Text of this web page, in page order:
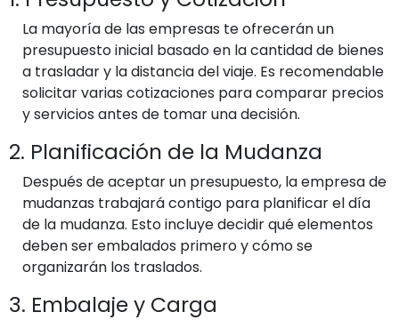
La mayoría de las empresas te ofrecerán un
presupuesto inicial basado en la cantidad de bienes
a trasladar y la distancia del viaje. Es recomendable
solicitar varias cotizaciones para comparar precios
y servicios antes de tomar una decisión.
2. Planificación de la Mudanza
Después de aceptar un presupuesto, la empresa de
mudanzas trabajará contigo para planificar el día
de la mudanza. Esto incluye decidir qué elementos
deben ser embalados primero y cómo se
organizarán los traslados.
3. Embalaje y Carga